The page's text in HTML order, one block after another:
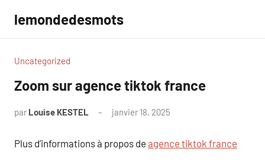
contenu
lemondedesmots
Uncategorized
Zoom sur agence tiktok france
par Louise KESTEL janvier 18, 2025
Plus d’informations à propos de agence tiktok france